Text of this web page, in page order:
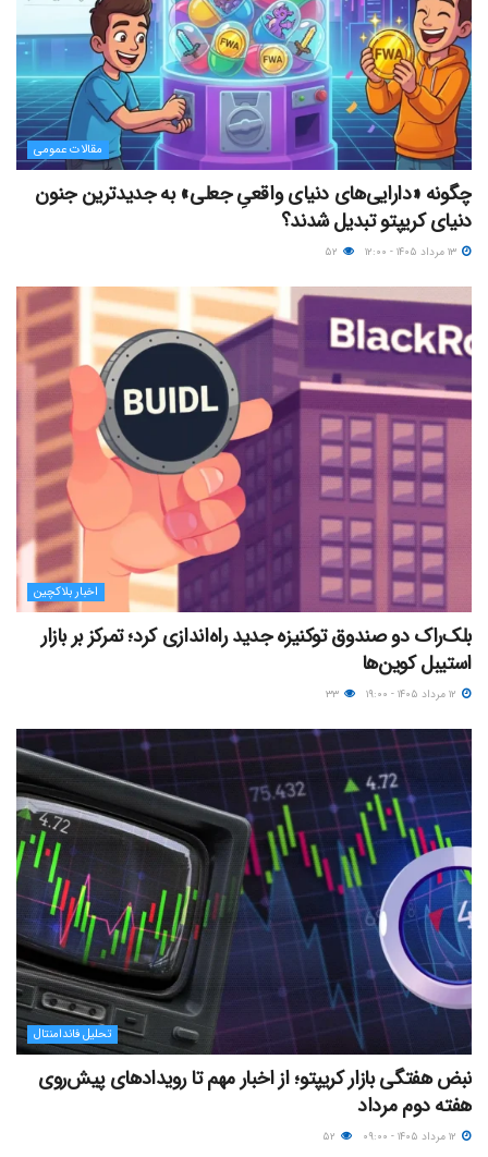
مقالات عمومی
چگونه «دارایی‌های دنیای واقعیِ جعلی» به جدیدترین جنون
دنیای کریپتو تبدیل شدند؟
اخبار بلاکچین
بلک‌راک دو صندوق توکنیزه جدید راه‌اندازی کرد؛ تمرکز بر بازار
استیبل کوین‌ها
تحلیل فاندامنتال
نبض هفتگی بازار کریپتو؛ از اخبار مهم تا رویدادهای پیش‌روی
هفته دوم مرداد